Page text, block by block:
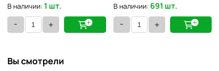
В наличии: 1 шт.
- +
В наличии: 691 шт.
- +
Вы смотрели